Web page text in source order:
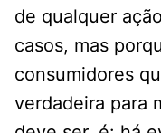
de qualquer
casos, mas
consumidores
verdadeira para